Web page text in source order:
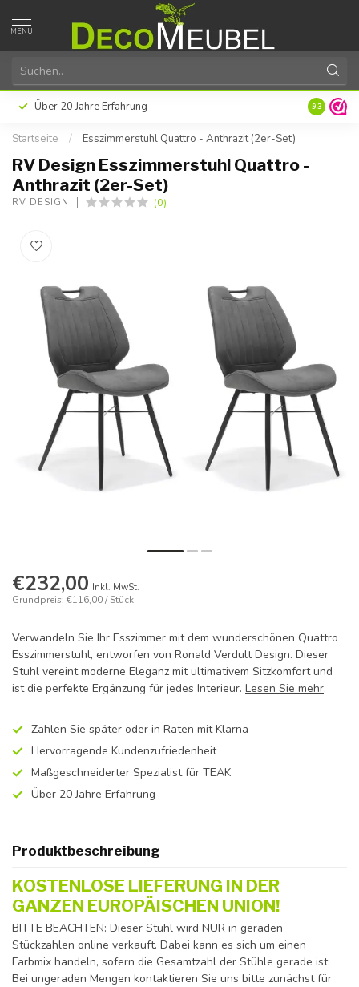
MENU
Über 20 Jahre Erfahrung 9.3
Startseite / Esszimmerstuhl Quattro - Anthrazit (2er-Set)
RV Design Esszimmerstuhl Quattro -
Anthrazit (2er-Set)
RV DESIGN (0)
€232,00 Inkl. MwSt.
Grundpreis: €116,00 / Stück
Verwandeln Sie Ihr Esszimmer mit dem wunderschönen Quattro
Esszimmerstuhl, entworfen von Ronald Verdult Design. Dieser
Stuhl vereint moderne Eleganz mit ultimativem Sitzkomfort und
ist die perfekte Ergänzung für jedes Interieur. Lesen Sie mehr.
Zahlen Sie später oder in Raten mit Klarna
Hervorragende Kundenzufriedenheit
Maßgeschneiderter Spezialist für TEAK
Über 20 Jahre Erfahrung
Produktbeschreibung
KOSTENLOSE LIEFERUNG IN DER
GANZEN EUROPÄISCHEN UNION!
BITTE BEACHTEN: Dieser Stuhl wird NUR in geraden
Stückzahlen online verkauft. Dabei kann es sich um einen
Farbmix handeln, sofern die Gesamtzahl der Stühle gerade ist.
Bei ungeraden Mengen kontaktieren Sie uns bitte zunächst für